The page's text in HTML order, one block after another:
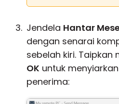
Jendela Hantar
dengan senarai
sebelah kiri. Taipkan
OK untuk
penerima: